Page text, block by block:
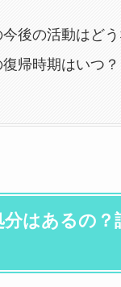
後の活動はどう
帰時期はいつ？
分はあるの？